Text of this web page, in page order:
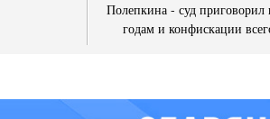
Полепкина - суд приговорил
годам и конфискации